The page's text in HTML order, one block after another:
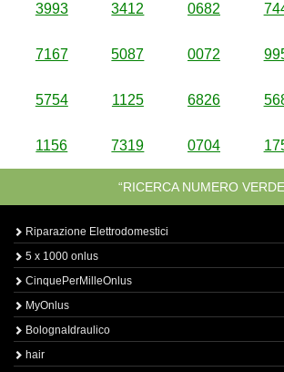
3993 3412 0682
7167 5087 0072
5754 1125 6826
1156 7319 0704
“RICERCA NUMERO
Riparazione Elettrodomestici
5 x 1000 onlus
CinquePerMilleOnlus
MyOnlus
BolognaIdraulico
hair